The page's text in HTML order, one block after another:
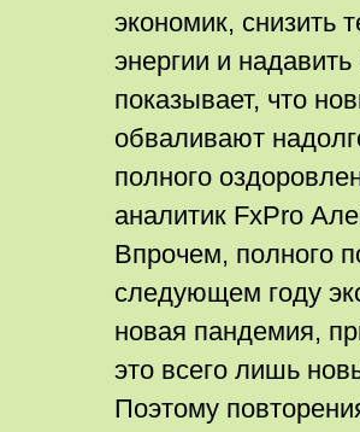
экономик, снизить
энергии и
показывает, что
обваливают
полного
аналитик FxPro
Впрочем, полного
следующем году
новая пандемия,
это всего лишь
Поэтому